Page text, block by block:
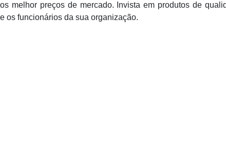
melhor preços de mercado. Invista em produtos de
os funcionários da sua organização.